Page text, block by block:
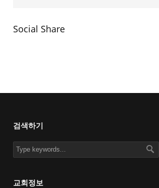
Social Share
검색하기
교회정보